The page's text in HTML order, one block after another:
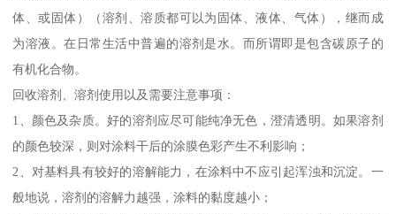
体、或固体）（溶剂、溶质都可以为固体、液体、气体），继而成
为溶液。在日常生活中普遍的溶剂是水。而所谓即是包含碳原子的
有机化合物。
回收溶剂、溶剂使用以及需要注意事项：
1、颜色及杂质。好的溶剂应尽可能纯净无色，澄清透明。如果溶剂
的颜色较深，则对涂料干后的涂膜色彩产生不利影响；
2、对基料具有较好的溶解能力，在涂料中不应引起浑浊和沉淀。一
般地说，溶剂的溶解力越强，涂料的黏度越小；